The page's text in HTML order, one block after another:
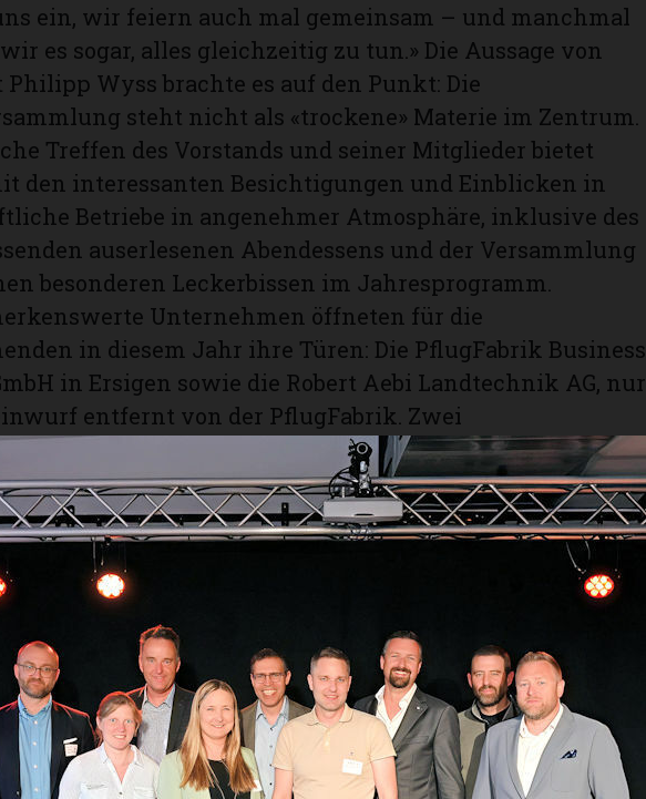
ein, wir feiern auch mal gemeinsam – und manchmal
es sogar, alles gleichzeitig zu tun.» Die Aussage von
Philipp Wyss brachte es auf den Punkt: Die
steht nicht als «trockene» Materie im Zentrum.
Treffen des Vorstands und seiner Mitglieder bietet
den interessanten Besichtigungen und Einblicken in
Betriebe in angenehmer Atmosphäre, inklusive des
auserlesenen Abendessens und der Versammlung
besonderen Leckerbissen im Jahresprogramm.
Unternehmen öffneten für die
in diesem Jahr ihre Türen: Die PflugFabrik Business
in Ersigen sowie die Robert Aebi Landtechnik AG, nur
entfernt von der PflugFabrik. Zwei
Welten, die dennoch in spannender Weise
verknüpft und auf dem früheren Areal der bekannten
angesiedelt sind. Das historische Gebäude der
wurde im Jahr 1884 als Schmitte errichtet. Wie aus
Schmiede schliesslich ein innovatives
im Bereich Event hervorgegangen ist, erklärte
Geschäftsführer Franz Fankhauser auf einem
bis in die Gewölbekeller des Hauses und während eines
geschichtlichen Werdegang als HV-Traktandum.
selber führte die Pflugfabrik von 1994 an als
in 5. Generation. Im Jahr 2000 endete die hauseigene